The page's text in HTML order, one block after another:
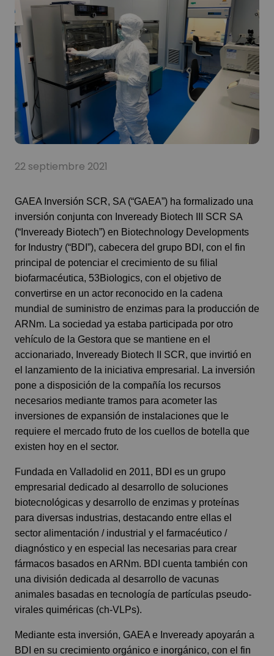
22 septiembre 2021
GAEA Inversión SCR, SA (“GAEA”) ha formalizado una
inversión conjunta con Inveready Biotech III SCR SA
(“Inveready Biotech”) en Biotechnology Developments
for Industry (“BDI”), cabecera del grupo BDI, con el fin
principal de potenciar el crecimiento de su filial
biofarmacéutica, 53Biologics, con el objetivo de
convertirse en un actor reconocido en la cadena
mundial de suministro de enzimas para la producción de
ARNm. La sociedad ya estaba participada por otro
vehículo de la Gestora que se mantiene en el
accionariado, Inveready Biotech II SCR, que invirtió en
el lanzamiento de la iniciativa empresarial. La inversión
pone a disposición de la compañía los recursos
necesarios mediante tramos para acometer las
inversiones de expansión de instalaciones que le
requiere el mercado fruto de los cuellos de botella que
existen hoy en el sector.
Fundada en Valladolid en 2011, BDI es un grupo
empresarial dedicado al desarrollo de soluciones
biotecnológicas y desarrollo de enzimas y proteínas
para diversas industrias, destacando entre ellas el
sector alimentación / industrial y el farmacéutico /
diagnóstico y en especial las necesarias para crear
fármacos basados en ARNm. BDI cuenta también con
una división dedicada al desarrollo de vacunas
animales basadas en tecnología de partículas pseudo-
virales quiméricas (ch-VLPs).
Mediante esta inversión, GAEA e Inveready apoyarán a
BDI en su crecimiento orgánico e inorgánico, con el fin